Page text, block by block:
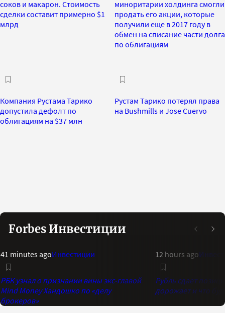
соков и макарон. Стоимость
сделки составит примерно $1
млрд
миноритарии холдинга смогли
продать его акции, которые
получили еще в 2017 году в
обмен на списание части долга
по облигациям
Компания Рустама Тарико
допустила дефолт по
облигациям на $37 млн
Рустам Тарико потерял права
на Bushmills и Jose Cuervo
Forbes Инвестиции
41 minutes agoИнвестиции
РБК узнал о признании вины экс-главой
Mind Money Хандошко по «делу
брокеров»
12 hours ago
Рубль сдает
дорожает и что